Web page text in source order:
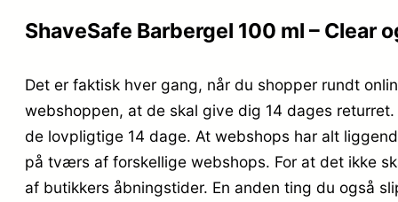
ShaveSafe Barbergel 100 ml – Clear
Det er faktisk hver gang, når du shopper rundt
webshoppen, at de skal give dig 14 dages
de lovpligtige 14 dage. At webshops har alt
på tværs af forskellige webshops. For at det ikke
af butikkers åbningstider. En anden ting du også